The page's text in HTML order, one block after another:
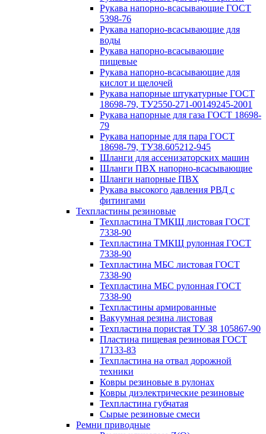
Рукава напорно-всасывающие ГОСТ
5398-76
Рукава напорно-всасывающие для
воды
Рукава напорно-всасывающие
пищевые
Рукава напорно-всасывающие для
кислот и щелочей
Рукава напорные штукатурные ГОСТ
18698-79, ТУ2550-271-00149245-2001
Рукава напорные для газа ГОСТ 18698-
79
Рукава напорные для пара ГОСТ
18698-79, ТУ38.605212-945
Шланги для ассенизаторских машин
Шланги ПВХ напорно-всасывающие
Шланги напорные ПВХ
Рукава высокого давления РВД с
фитингами
Техпластины резиновые
Техпластина ТМКЩ листовая ГОСТ
7338-90
Техпластина ТМКЩ рулонная ГОСТ
7338-90
Техпластина МБС листовая ГОСТ
7338-90
Техпластина МБС рулонная ГОСТ
7338-90
Техпластины армированные
Вакуумная резина листовая
Техпластина пористая ТУ 38 105867-90
Пластина пищевая резиновая ГОСТ
17133-83
Техпластина на отвал дорожной
техники
Ковры резиновые в рулонах
Ковры диэлектрические резиновые
Техпластина губчатая
Сырые резиновые смеси
Ремни приводные